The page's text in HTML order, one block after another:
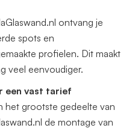
diepte. Het beste vraagt u
ontvang je
spots en
profielen. Dit maakt
veel eenvoudiger.
een vast tarief
het grootste gedeelte van
de montage van